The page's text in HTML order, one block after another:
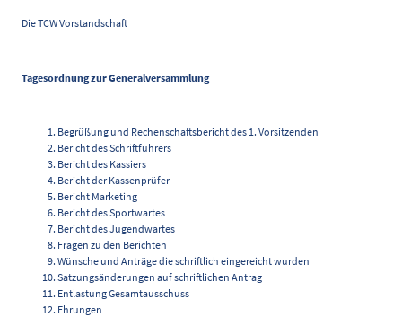
Die TCW Vorstandschaft
Tagesordnung zur Generalversammlung
Begrüßung und Rechenschaftsbericht des 1. Vorsitzenden
Bericht des Schriftführers
Bericht des Kassiers
Bericht der Kassenprüfer
Bericht Marketing
Bericht des Sportwartes
Bericht des Jugendwartes
Fragen zu den Berichten
Wünsche und Anträge die schriftlich eingereicht wurden
Satzungsänderungen auf schriftlichen Antrag
Entlastung Gesamtausschuss
Ehrungen